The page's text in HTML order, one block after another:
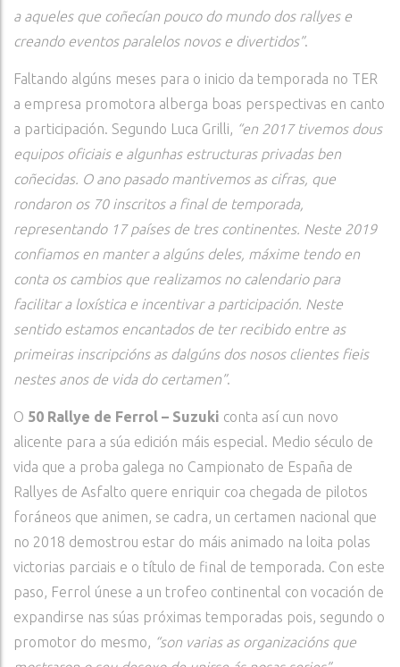
a aqueles que coñecían pouco do mundo dos rallyes e
creando eventos paralelos novos e divertidos”.
Faltando algúns meses para o inicio da temporada no TER
a empresa promotora alberga boas perspectivas en canto
a participación. Segundo Luca Grilli, “en 2017 tivemos dous
equipos oficiais e algunhas estructuras privadas ben
coñecidas. O ano pasado mantivemos as cifras, que
rondaron os 70 inscritos a final de temporada,
representando 17 países de tres continentes. Neste 2019
confiamos en manter a algúns deles, máxime tendo en
conta os cambios que realizamos no calendario para
facilitar a loxística e incentivar a participación. Neste
sentido estamos encantados de ter recibido entre as
primeiras inscripcións as dalgúns dos nosos clientes fieis
nestes anos de vida do certamen”.
O 50 Rallye de Ferrol – Suzuki conta así cun novo
alicente para a súa edición máis especial. Medio século de
vida que a proba galega no Campionato de España de
Rallyes de Asfalto quere enriquir coa chegada de pilotos
foráneos que animen, se cadra, un certamen nacional que
no 2018 demostrou estar do máis animado na loita polas
victorias parciais e o título de final de temporada. Con este
paso, Ferrol únese a un trofeo continental con vocación de
expandirse nas súas próximas temporadas pois, segundo o
promotor do mesmo, “son varias as organizacións que